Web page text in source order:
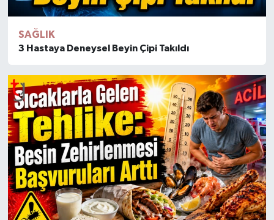
SAĞLIK
3 Hastaya Deneysel Beyin Çipi Takıldı